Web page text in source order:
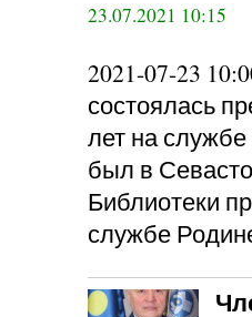
23.07.2021 10:15
2021-07-23
состоялась
лет на
был в
Библиотеки
службе